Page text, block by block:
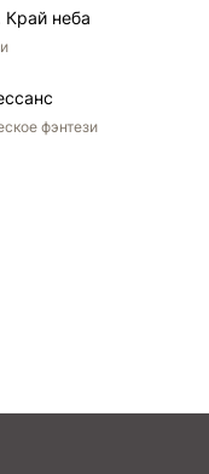
неба
фэнтези